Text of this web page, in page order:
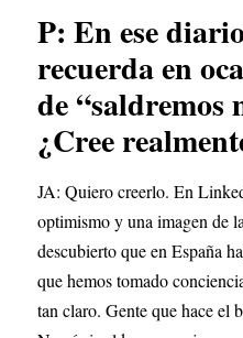
P: En ese
recuerda en
de “saldremos
¿Cree
JA: Quiero creerlo. En
optimismo y una imagen de
descubierto que en España
que hemos tomado
tan claro. Gente que hace el